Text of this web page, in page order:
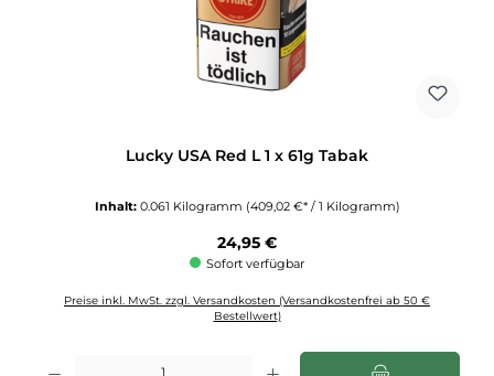
Lucky USA Red L 1 x 61g Tabak
Inhalt: 0.061 Kilogramm (409,02 €* / 1 Kilogramm)
Regulärer Preis:
24,95 €
Sofort verfügbar
Preise inkl. MwSt. zzgl. Versandkosten (Versandkostenfrei ab 50 €
Bestellwert)
Produkt Anzahl: Gib den gewünschten Wert ein oder benutze die Schaltflächen